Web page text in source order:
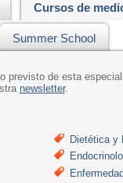
Cursos de
Summer School
previsto de esta
newsletter.
Dietética y